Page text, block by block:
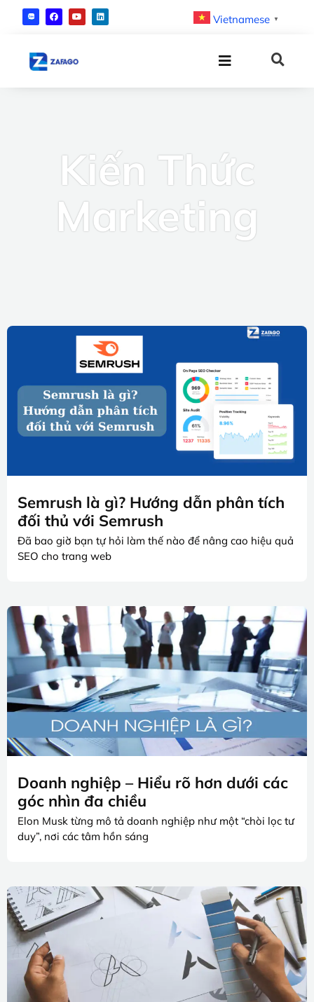
Vietnamese ▼
Kiến Thức
Marketing
Semrush là gì? Hướng dẫn phân tích
đối thủ với Semrush
Đã bao giờ bạn tự hỏi làm thế nào để nâng cao hiệu quả
SEO cho trang web
Doanh nghiệp – Hiểu rõ hơn dưới các
góc nhìn đa chiều
Elon Musk từng mô tả doanh nghiệp như một “chòi lọc tư
duy”, nơi các tâm hồn sáng